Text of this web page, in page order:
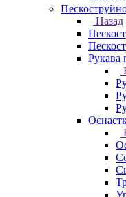
Назад
Рукава